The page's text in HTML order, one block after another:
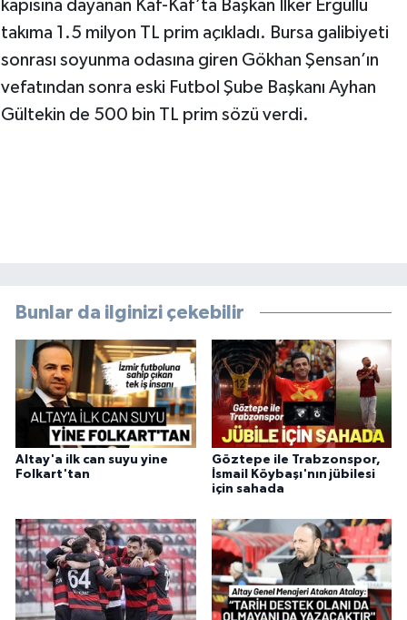
kapısına dayanan Kaf-Kaf’ta Başkan İlker Ergüllü
takıma 1.5 milyon TL prim açıkladı. Bursa galibiyeti
sonrası soyunma odasına giren Gökhan Şensan’ın
vefatından sonra eski Futbol Şube Başkanı Ayhan
Gültekin de 500 bin TL prim sözü verdi.
Bunlar da ilginizi çekebilir
Altay'a ilk can suyu yine
Folkart'tan
Göztepe ile Trabzonspor,
İsmail Köybaşı'nın jübilesi
için sahada